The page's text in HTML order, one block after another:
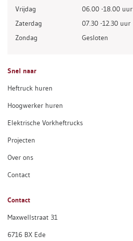
Vrijdag
06.00 -18.00 uur
Zaterdag
07.30 -12.30 uur
Zondag
Gesloten
Snel naar
Heftruck huren
Hoogwerker huren
Elektrische Vorkheftrucks
Projecten
Over ons
Contact
Contact
Maxwellstraat 31
6716 BX Ede